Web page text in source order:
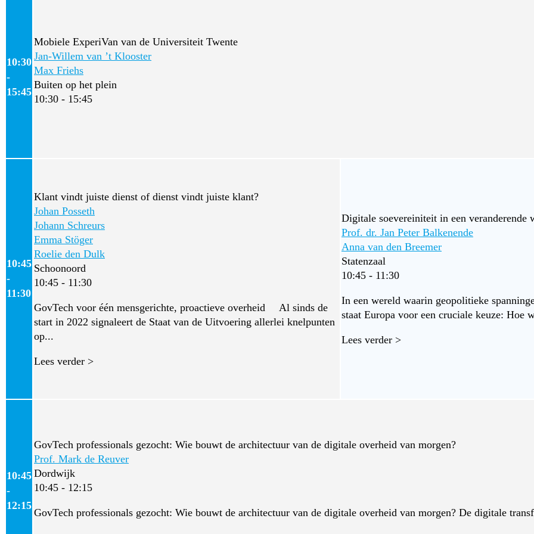
10:30
-
15:45
Mobiele ExperiVan van de Universiteit Twente
Jan-Willem van ’t Klooster
Max Friehs
Buiten op het plein
10:30 - 15:45
10:45
-
11:30
Klant vindt juiste dienst of dienst vindt juiste klant?
Johan Posseth
Johann Schreurs
Emma Stöger
Roelie den Dulk
Schoonoord
10:45 - 11:30
GovTech voor één mensgerichte, proactieve overheid Al sinds de
start in 2022 signaleert de Staat van de Uitvoering allerlei knelpunten
op...
Lees verder >
Digitale soevereiniteit in een veranderende
Prof. dr. Jan Peter Balkenende
Anna van den Breemer
Statenzaal
10:45 - 11:30
In een wereld waarin geopolitieke
staat Europa voor een cruciale keuze: Hoe
Lees verder >
10:45
-
12:15
GovTech professionals gezocht: Wie bouwt de architectuur van de digitale overheid van morgen?
Prof. Mark de Reuver
Dordwijk
10:45 - 12:15
GovTech professionals gezocht: Wie bouwt de architectuur van de digitale overheid van morgen? De digitale